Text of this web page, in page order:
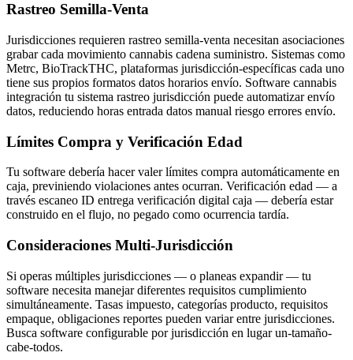
Rastreo Semilla-Venta
Jurisdicciones requieren rastreo semilla-venta necesitan asociaciones
grabar cada movimiento cannabis cadena suministro. Sistemas como
Metrc, BioTrackTHC, plataformas jurisdicción-específicas cada uno
tiene sus propios formatos datos horarios envío. Software cannabis
integración tu sistema rastreo jurisdicción puede automatizar envío
datos, reduciendo horas entrada datos manual riesgo errores envío.
Límites Compra y Verificación Edad
Tu software debería hacer valer límites compra automáticamente en
caja, previniendo violaciones antes ocurran. Verificación edad — a
través escaneo ID entrega verificación digital caja — debería estar
construido en el flujo, no pegado como ocurrencia tardía.
Consideraciones Multi-Jurisdicción
Si operas múltiples jurisdicciones — o planeas expandir — tu
software necesita manejar diferentes requisitos cumplimiento
simultáneamente. Tasas impuesto, categorías producto, requisitos
empaque, obligaciones reportes pueden variar entre jurisdicciones.
Busca software configurable por jurisdicción en lugar un-tamaño-
cabe-todos.